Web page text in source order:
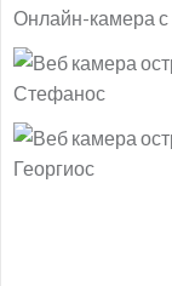
Онлайн-камера
Стефанос
Георгиос